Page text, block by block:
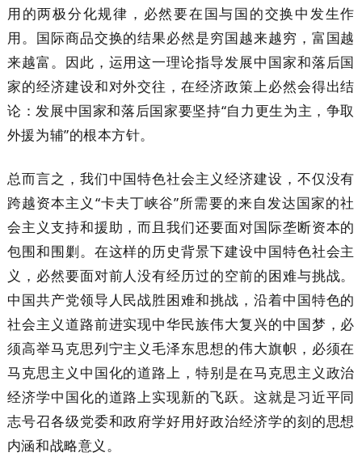
用的两极分化规律，必然要在国与国的交换中发生作
用。国际商品交换的结果必然是穷国越来越穷，富国越
来越富。因此，运用这一理论指导发展中国家和落后国
家的经济建设和对外交往，在经济政策上必然会得出结
论：发展中国家和落后国家要坚持“自力更生为主，争取
外援为辅”的根本方针。
总而言之，我们中国特色社会主义经济建设，不仅没有
跨越资本主义“卡夫丁峡谷”所需要的来自发达国家的社
会主义支持和援助，而且我们还要面对国际垄断资本的
包围和围剿。在这样的历史背景下建设中国特色社会主
义，必然要面对前人没有经历过的空前的困难与挑战。
中国共产党领导人民战胜困难和挑战，沿着中国特色的
社会主义道路前进实现中华民族伟大复兴的中国梦，必
须高举马克思列宁主义毛泽东思想的伟大旗帜，必须在
马克思主义中国化的道路上，特别是在马克思主义政治
经济学中国化的道路上实现新的飞跃。这就是习近平同
志号召各级党委和政府学好用好政治经济学的刻的思想
内涵和战略意义。